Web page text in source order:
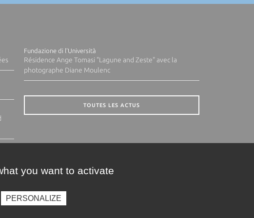
Fundazione di l'Università
Résidence Ange Tomasi "Lagune and Zeste" avec la
photographe Diane Moulenc
TOUTES LES ACTUS
you want to activate
PERSONALIZE